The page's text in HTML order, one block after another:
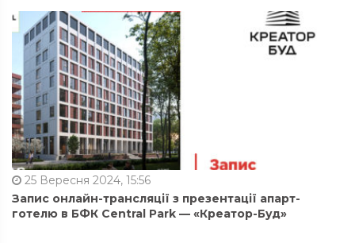
25 Вересня 2024, 15:56
Запис онлайн-трансляції з презентації апарт-
готелю в БФК Central Park — «Креатор-Буд»